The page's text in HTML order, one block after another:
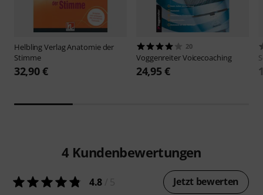
Helbling VerlagAnatomie der
Stimme
32,90 €
20
VoggenreiterVoicecoaching
24,95 €
4 Kundenbewertungen
4.8 Jetzt bewerten